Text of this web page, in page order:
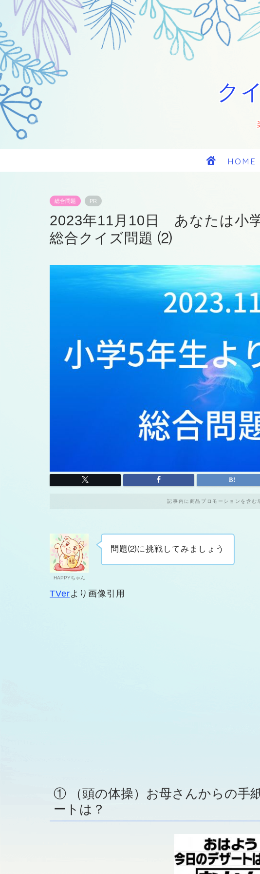
ク
HOME
総合問題 PR
2023年11月10日 あなたは小
総合クイズ問題 ⑵
記事内に商品プロモーションを含む
HAPPYちゃん
問題⑵に挑戦してみましょう
TVerより画像引用
① （頭の体操）お母さんからの手
ートは？